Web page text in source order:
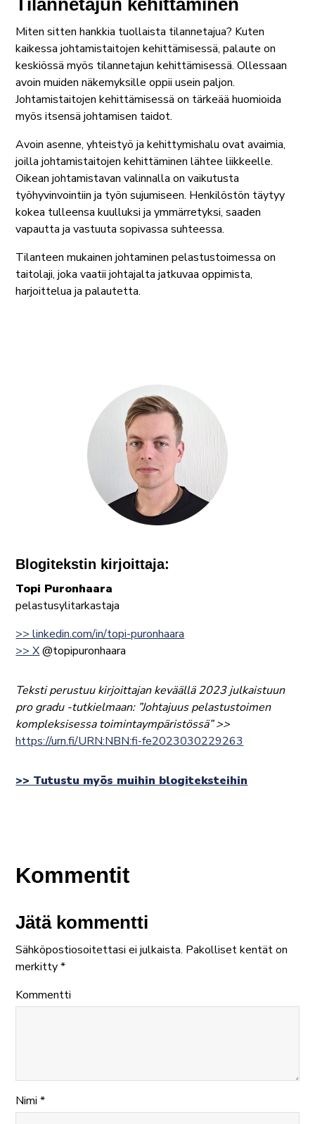
Tilannetajun kehittäminen
Miten sitten hankkia tuollaista tilannetajua? Kuten
kaikessa johtamistaitojen kehittämisessä, palaute on
keskiössä myös tilannetajun kehittämisessä. Ollessaan
avoin muiden näkemyksille oppii usein paljon.
Johtamistaitojen kehittämisessä on tärkeää huomioida
myös itsensä johtamisen taidot.
Avoin asenne, yhteistyö ja kehittymishalu ovat avaimia,
joilla johtamistaitojen kehittäminen lähtee liikkeelle.
Oikean johtamistavan valinnalla on vaikutusta
työhyvinvointiin ja työn sujumiseen. Henkilöstön täytyy
kokea tulleensa kuulluksi ja ymmärretyksi, saaden
vapautta ja vastuuta sopivassa suhteessa.
Tilanteen mukainen johtaminen pelastustoimessa on
taitolaji, joka vaatii johtajalta jatkuvaa oppimista,
harjoittelua ja palautetta.
Blogitekstin kirjoittaja:
Topi Puronhaara
pelastusylitarkastaja
>> linkedin.com/in/topi-puronhaara
>> X@topipuronhaara
Teksti perustuu kirjoittajan keväällä 2023 julkaistuun
pro gradu -tutkielmaan: ”Johtajuus pelastustoimen
kompleksisessa toimintaympäristössä” >>
https://urn.fi/URN:NBN:fi-fe2023030229263
>> Tutustu myös muihin blogiteksteihin
Kommentit
Jätä kommentti
Sähköpostiosoitettasi ei julkaista. Pakolliset kentät on
merkitty*
Kommentti
Nimi*